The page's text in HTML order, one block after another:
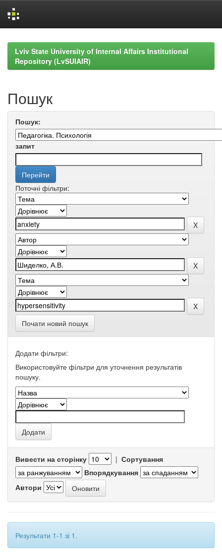
navigationLviv State University of Internal Affairs Institutional
Repository (LvSUIAIR)
Пошук
Пошук:
запит
Поточні фільтри:
Почати новий пошук
Додати фільтри:
Використовуйте фільтри для уточнення результатів
пошуку.
Вивести на сторінку | Сортування
Впорядкування
Автори
Результати 1-1 зі 1.